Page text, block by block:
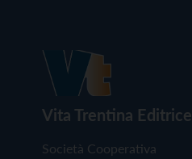
Vita Trentina Editrice
Società Cooperativa